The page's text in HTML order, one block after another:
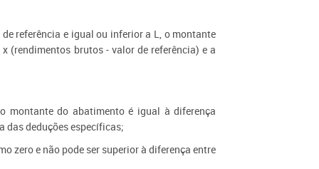
referência e igual ou inferior a L, o montante
(rendimentos brutos - valor de referência) e a
montante do abatimento é igual à diferença
das deduções específicas;
zero e não pode ser superior à diferença entre